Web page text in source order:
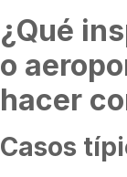
¿Qué
o
hacer
Casos